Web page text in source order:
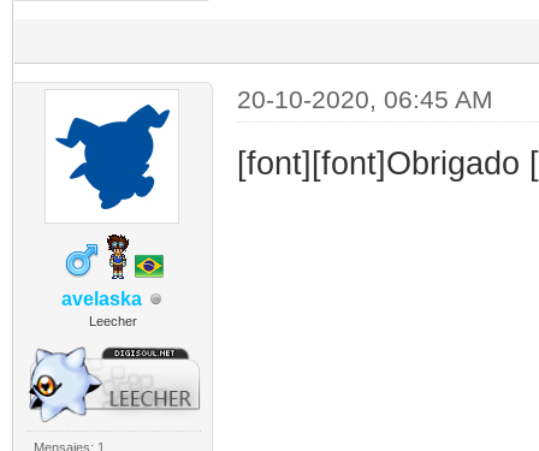
avelaska
Leecher
Mensajes: 1
20-10-2020, 06:45 AM